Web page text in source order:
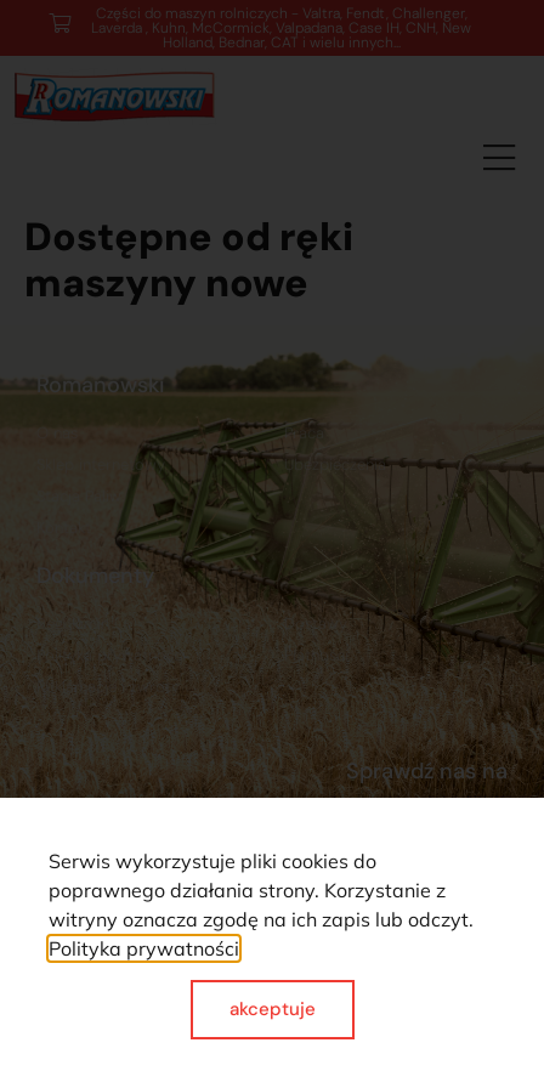
Części do maszyn rolniczych - Valtra, Fendt, Challenger,
Laverda , Kuhn, McCormick, Valpadana, Case IH, CNH, New
Holland, Bednar, CAT i wielu innych...
Dostępne od ręki
maszyny nowe
Dokumenty
Regulamin
Polityka prywatności
Reklamacje i zwroty
Dostawy
Płatności
Romanowski
Sklep internetowy
Praca
Ubezpieczenia
Sprawdź nas na
Strona wykorzystuje pliki cookie. Wszystkie prawa zastrzeżone ©
Made with
Serwis wykorzystuje pliki cookies do
poprawnego działania strony. Korzystanie z
witryny oznacza zgodę na ich zapis lub odczyt.
Polityka prywatności
akceptuje